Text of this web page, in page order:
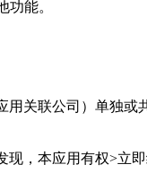
能。
关联公司）单独或
，本应用有权>立即